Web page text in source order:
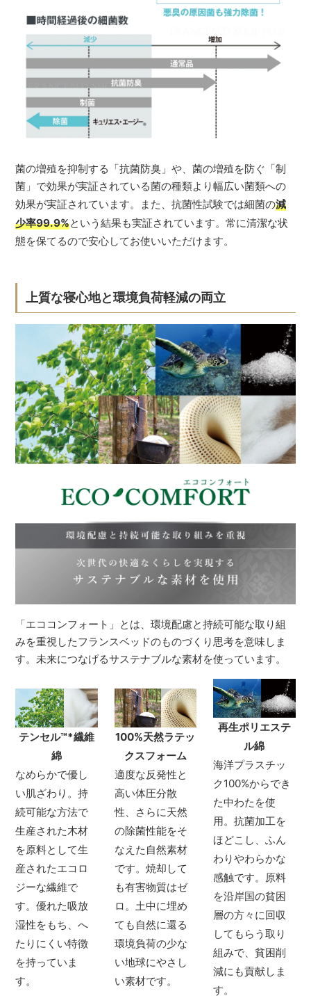
菌の増殖を抑制する「抗菌防臭」や、菌の増殖を防ぐ「制
菌」で効果が実証されている菌の種類より幅広い菌類への
効果が実証されています。また、抗菌性試験では細菌の減
少率99.9%という結果も実証されています。常に清潔な状
態を保てるので安心してお使いいただけます。
上質な寝心地と環境負荷軽減の両立
「エココンフォート」とは、環境配慮と持続可能な取り組
みを重視したフランスベッドのものづくり思考を意味しま
す。未来につなげるサステナブルな素材を使っています。
テンセル™*繊維
綿
なめらかで優し
い肌ざわり。持
続可能な方法で
生産された木材
を原料として生
産されたエコロ
ジーな繊維で
す。優れた吸放
湿性をもち、へ
たりにくい特徴
を持っていま
す。
100%天然ラテッ
クスフォーム
適度な反発性と
高い体圧分散
性、さらに天然
の除菌性能をそ
なえた自然素材
です。焼却して
も有害物質はゼ
ロ。土中に埋め
ても自然に還る
環境負荷の少な
い地球にやさし
い素材です。
再生ポリエステ
ル綿
海洋プラスチッ
ク100%からでき
た中わたを使
用。抗菌加工を
ほどこし、ふん
わりやわらかな
感触です。原料
を沿岸国の貧困
層の方々に回収
してもらう取り
組みで、貧困削
減にも貢献しま
す。